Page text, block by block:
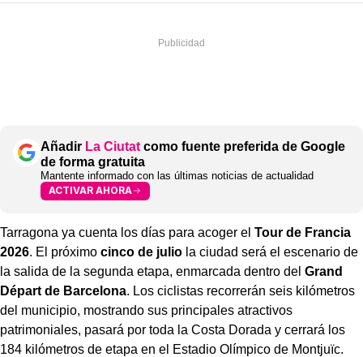
Añadir La Ciutat como fuente preferida de Google
de forma gratuita
Mantente informado con las últimas noticias de actualidad
ACTIVAR AHORA
Tarragona ya cuenta los días para acoger el Tour de Francia
2026. El próximo cinco de julio la ciudad será el escenario de
la salida de la segunda etapa, enmarcada dentro del Grand
Départ de Barcelona. Los ciclistas recorrerán seis kilómetros
del municipio, mostrando sus principales atractivos
patrimoniales, pasará por toda la Costa Dorada y cerrará los
184 kilómetros de etapa en el Estadio Olímpico de Montjuïc.